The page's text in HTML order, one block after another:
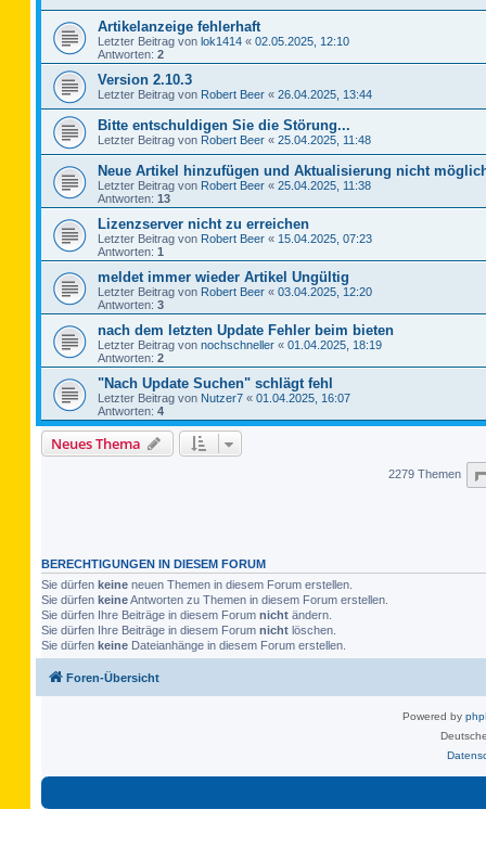
Artikelanzeige fehlerhaft
Letzter Beitrag von lok1414 « 02.05.2025, 12:10
Antworten: 2
Version 2.10.3
Letzter Beitrag von Robert Beer « 26.04.2025, 13:44
Bitte entschuldigen Sie die Störung...
Letzter Beitrag von Robert Beer « 25.04.2025, 11:48
Neue Artikel hinzufügen und Aktualisierung nicht
Letzter Beitrag von Robert Beer « 25.04.2025, 11:38
Antworten: 13
Lizenzserver nicht zu erreichen
Letzter Beitrag von Robert Beer « 15.04.2025, 07:23
Antworten: 1
meldet immer wieder Artikel Ungültig
Letzter Beitrag von Robert Beer « 03.04.2025, 12:20
Antworten: 3
nach dem letzten Update Fehler beim bieten
Letzter Beitrag von nochschneller « 01.04.2025, 18:19
Antworten: 2
"Nach Update Suchen" schlägt fehl
Letzter Beitrag von Nutzer7 « 01.04.2025, 16:07
Antworten: 4
Neues Thema
2279 Themen
BERECHTIGUNGEN IN DIESEM FORUM
Sie dürfen keine neuen Themen in diesem Forum erstellen.
Sie dürfen keineAntworten zu Themen in diesem Forum erstellen.
Sie dürfen Ihre Beiträge in diesem Forum nicht ändern.
Sie dürfen Ihre Beiträge in diesem Forum nicht löschen.
Sie dürfen keine Dateianhänge in diesem Forum erstellen.
Foren-Übersicht
Powered by